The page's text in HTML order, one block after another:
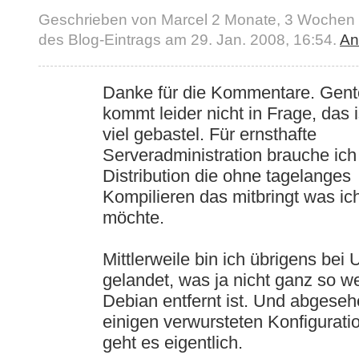
Geschrieben von Marcel 2 Monate, 3
des Blog-Eintrags am 29. Jan. 2008, 16:54.
Danke für die Kommentare.
kommt leider nicht in Frage, das
viel gebastel. Für ernsthafte
Serveradministration brauche
Distribution die ohne tagelanges
Kompilieren das mitbringt was
möchte.
Mittlerweile bin ich übrigens bei
gelandet, was ja nicht ganz so
Debian entfernt ist. Und
einigen verwursteten
geht es eigentlich.